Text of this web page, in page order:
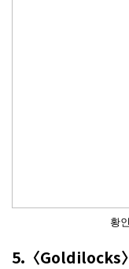
황
5.〈Goldilocks